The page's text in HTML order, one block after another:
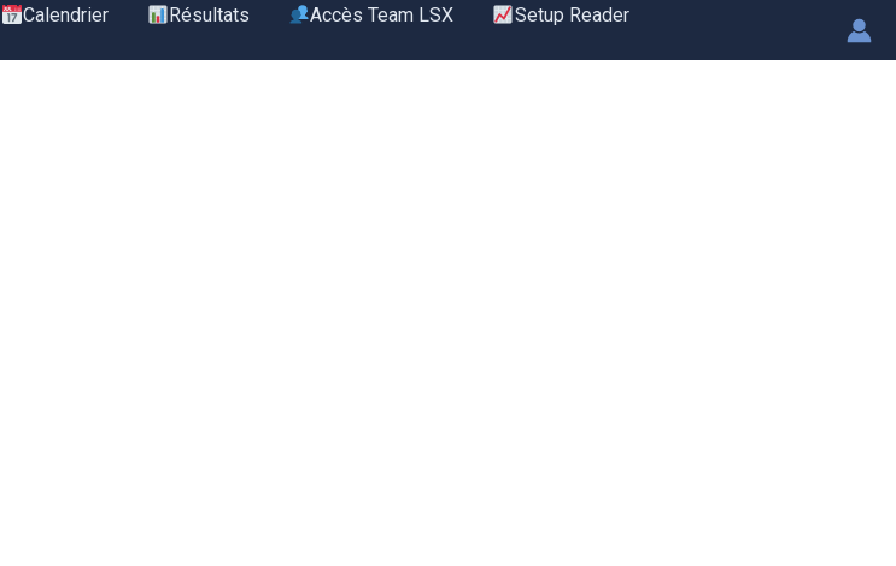
Calendrier Résultats Accès Team LSX
Setup Reader